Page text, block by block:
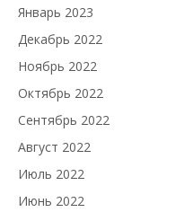
Январь 2023
Декабрь 2022
Ноябрь 2022
Октябрь 2022
Сентябрь 2022
Август 2022
Июль 2022
Июнь 2022